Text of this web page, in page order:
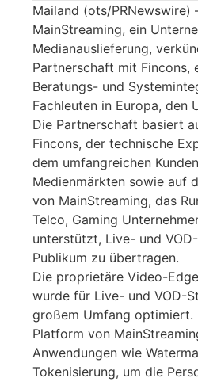
Mailand (ots/PRNewswire)
MainStreaming, ein
Medianauslieferung,
Partnerschaft mit Fincons,
Beratungs- und
Fachleuten in Europa, den
Die Partnerschaft basiert
Fincons, der technische
dem umfangreichen
Medienmärkten sowie auf
von MainStreaming, das
Telco, Gaming
unterstützt, Live- und
Publikum zu übertragen.
Die proprietäre Video-
wurde für Live- und VOD-
großem Umfang optimiert.
Platform von
Anwendungen wie
Tokenisierung, um die